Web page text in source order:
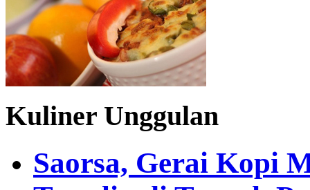
Kuliner Unggulan
Saorsa, Gerai Kopi